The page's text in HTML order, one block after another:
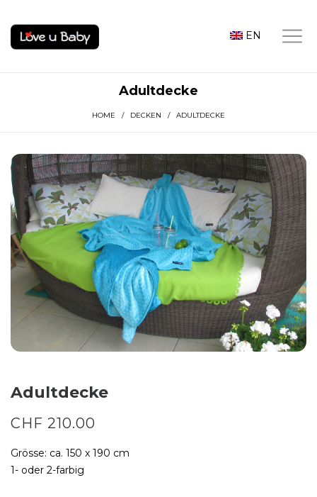
EN
Adultdecke
HOME / DECKEN / ADULTDECKE
Adultdecke
CHF 210.00
Grösse: ca. 150 x 190 cm
1- oder 2-farbig